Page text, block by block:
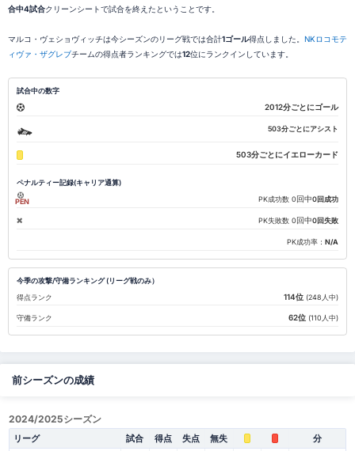
合中4試合クリーンシートで試合を終えたということです。
マルコ・ヴェショヴィッチは今シーズンのリーグ戦では合計1ゴール得点しました。 NKロコモテ
ィヴァ・ザグレブチームの得点者ランキングでは12位にランクインしています。
試合中の数字
2012分ごとにゴール
503分ごとにアシスト
503分ごとにイエローカード
ペナルティー記録(キャリア通算)
PEN PK成功数 0 回中0回成功
PK失敗数 0回中0回失敗
PK成功率：N/A
今季の攻撃/守備ランキング (リーグ戦のみ）
得点ランク
114位 (248人中)
守備ランク 62位 (110人中)
前シーズンの成績
2024/2025シーズン
リーグ 試合 得点 失点 無失
分